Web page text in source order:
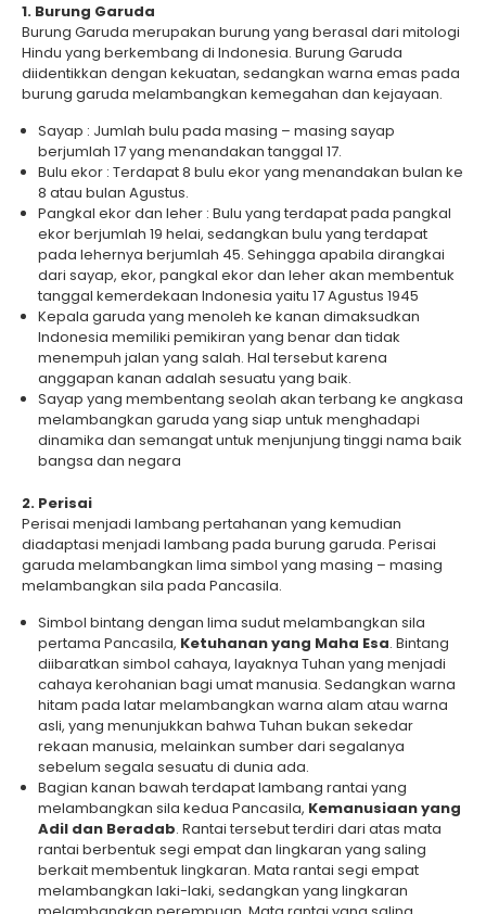
1. Burung Garuda
Burung Garuda merupakan burung yang berasal dari mitologi
Hindu yang berkembang di Indonesia. Burung Garuda
diidentikkan dengan kekuatan, sedangkan warna emas pada
burung garuda melambangkan kemegahan dan kejayaan.
Sayap : Jumlah bulu pada masing – masing sayap
berjumlah 17 yang menandakan tanggal 17.
Bulu ekor : Terdapat 8 bulu ekor yang menandakan bulan ke
8 atau bulan Agustus.
Pangkal ekor dan leher : Bulu yang terdapat pada pangkal
ekor berjumlah 19 helai, sedangkan bulu yang terdapat
pada lehernya berjumlah 45. Sehingga apabila dirangkai
dari sayap, ekor, pangkal ekor dan leher akan membentuk
tanggal kemerdekaan Indonesia yaitu 17 Agustus 1945
Kepala garuda yang menoleh ke kanan dimaksudkan
Indonesia memiliki pemikiran yang benar dan tidak
menempuh jalan yang salah. Hal tersebut karena
anggapan kanan adalah sesuatu yang baik.
Sayap yang membentang seolah akan terbang ke angkasa
melambangkan garuda yang siap untuk menghadapi
dinamika dan semangat untuk menjunjung tinggi nama baik
bangsa dan negara
2. Perisai
Perisai menjadi lambang pertahanan yang kemudian
diadaptasi menjadi lambang pada burung garuda. Perisai
garuda melambangkan lima simbol yang masing – masing
melambangkan sila pada Pancasila.
Simbol bintang dengan lima sudut melambangkan sila
pertama Pancasila, Ketuhanan yang Maha Esa. Bintang
diibaratkan simbol cahaya, layaknya Tuhan yang menjadi
cahaya kerohanian bagi umat manusia. Sedangkan warna
hitam pada latar melambangkan warna alam atau warna
asli, yang menunjukkan bahwa Tuhan bukan sekedar
rekaan manusia, melainkan sumber dari segalanya
sebelum segala sesuatu di dunia ada.
Bagian kanan bawah terdapat lambang rantai yang
melambangkan sila kedua Pancasila, Kemanusiaan yang
Adil dan Beradab. Rantai tersebut terdiri dari atas mata
rantai berbentuk segi empat dan lingkaran yang saling
berkait membentuk lingkaran. Mata rantai segi empat
melambangkan laki-laki, sedangkan yang lingkaran